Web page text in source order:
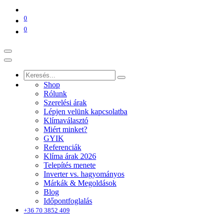
0
0
Shop
Rólunk
Szerelési árak
Lépjen velünk kapcsolatba
Klímaválasztó
Miért minket?
GYIK
Referenciák
Klíma árak 2026
Telepítés menete
Inverter vs. hagyományos
Márkák & Megoldások
Blog
Időpontfoglalás
+36 70 3852 409